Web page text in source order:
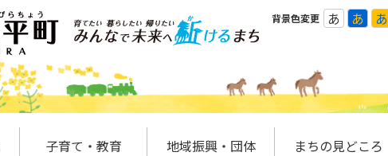
背景色変更 あ あ あ
子育て・教育 地域振興・団体 まちの見どころ